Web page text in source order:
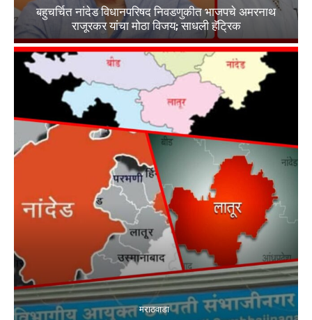
बहुचर्चित नांदेड विधानपरिषद निवडणुकीत भाजपचे अमरनाथ
राजूरकर यांचा मोठा विजय; साधली हॅट्रिक
मराठवाडा